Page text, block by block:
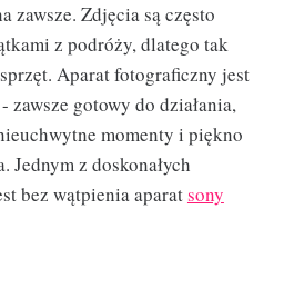
zawsze. Zdjęcia są często
z podróży, dlatego tak
Aparat fotograficzny jest
gotowy do działania,
momenty i piękno
Jednym z doskonałych
bez wątpienia aparatsony